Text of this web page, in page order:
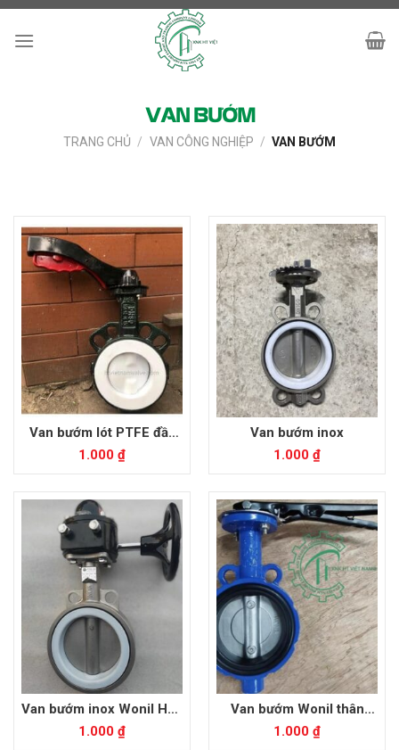
Skip
VAN BƯỚM
TRANG CHỦ / VAN CÔNG NGHIỆP / VAN BƯỚM
Van bướm lót PTFE đầy
mặt bích
1.000 ₫
Van bướm inox
1.000 ₫
Van bướm inox Wonil Hàn
Quốc
1.000 ₫
Van bướm Wonil thân
gang cánh inox
1.000 ₫